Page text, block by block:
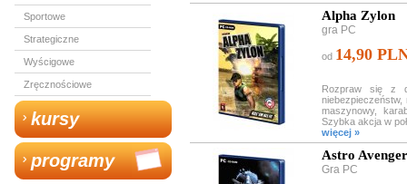
Sportowe
Strategiczne
Wyścigowe
Zręcznościowe
kursy
programy
Alpha Zylon
gra PC
od 14,90
Rozpraw się z
maszynowy,
Szybka akcja w
więcej »
Astro
Gra PC